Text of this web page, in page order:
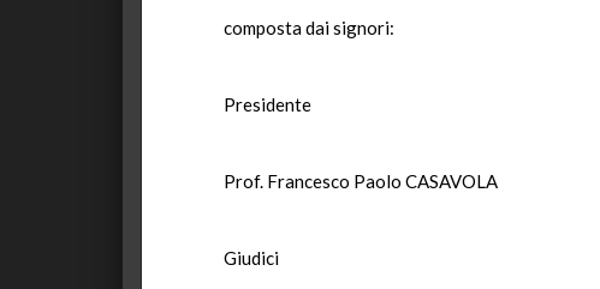
composta dai signori:
Presidente
Prof. Francesco Paolo CASAVOLA
Giudici